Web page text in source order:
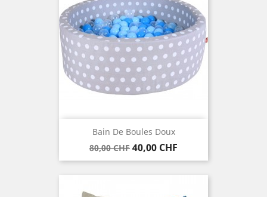
Bain De Boules Doux
Verkaufspreis
80,00 CHF Preis
40,00 CHF